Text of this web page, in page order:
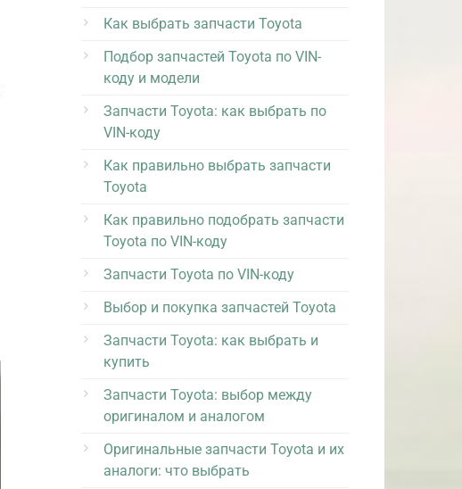
Как выбрать запчасти Toyota
Подбор запчастей Toyota по VIN-
коду и модели
Запчасти Toyota: как выбрать по
VIN-коду
Как правильно выбрать запчасти
Toyota
Как правильно подобрать запчасти
Toyota по VIN-коду
Запчасти Toyota по VIN-коду
Выбор и покупка запчастей Toyota
Запчасти Toyota: как выбрать и
купить
Запчасти Toyota: выбор между
оригиналом и аналогом
Оригинальные запчасти Toyota и их
аналоги: что выбрать